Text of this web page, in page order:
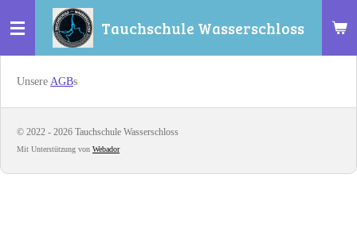
Hauptinhalt
springen
Tauchschule Wasserschloss
Unsere AGBs
© 2022 - 2026 Tauchschule Wasserschloss
Mit Unterstützung von Webador